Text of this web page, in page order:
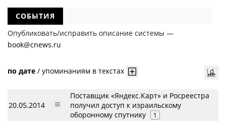
СОБЫТИЯ
Опубликовать/исправить описание системы —
book@cnews.ru
по дате / упоминаниям в текстах
20.05.2014
Поставщик «Яндекс.Карт» и Росреестра
получил доступ к израильскому
оборонному спутнику
1